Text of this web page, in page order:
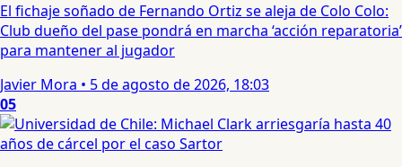
El fichaje soñado de Fernando Ortiz se aleja de Colo Colo:
Club dueño del pase pondrá en marcha ‘acción reparatoria’
para mantener al jugador
Javier Mora • 5 de agosto de 2026, 18:03
05